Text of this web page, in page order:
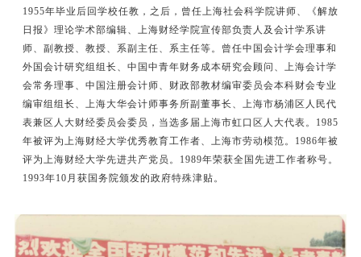
1955年毕业后回学校任教，之后，曾任上海社会科学院讲师、《解放
日报》理论学术部编辑、上海财经学院宣传部负责人及会计学系讲
师、副教授、教授、系副主任、系主任等。曾任中国会计学会理事和
外国会计研究组组长、中国中青年财务成本研究会顾问、上海会计学
会常务理事、中国注册会计师、财政部教材编审委员会本科财会专业
编审组组长、上海大华会计师事务所副董事长、上海市杨浦区人民代
表兼区人大财经委员会委员，当选多届上海市虹口区人大代表。1985
年被评为上海财经大学优秀教育工作者、上海市劳动模范。1986年被
评为上海财经大学先进共产党员。1989年荣获全国先进工作者称号。
1993年10月获国务院颁发的政府特殊津贴。